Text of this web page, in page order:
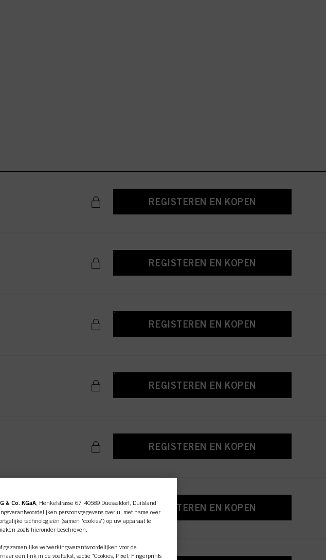
REGISTEREN EN KOPEN
REGISTEREN EN KOPEN
REGISTEREN EN KOPEN
REGISTEREN EN KOPEN
REGISTEREN EN KOPEN
REGISTEREN EN KOPEN
& Co. KGaA , Henkelstrasse 67, 40589 Duesseldorf, Duitsland
persoonsgegevens over u, met name over
technologieën (samen "cookies") op uw apparaat te
zoals hieronder beschreven.
verwerkingsverantwoordelijken voor de
een link in de voettekst, sectie "Cookies, Pixel, Fingerprints